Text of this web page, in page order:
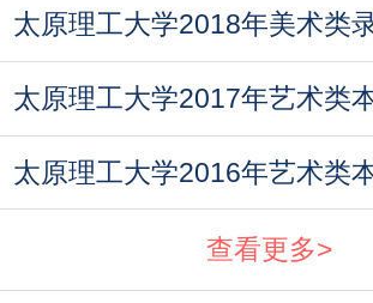
太原理工大学2018年美术类
查看更多>